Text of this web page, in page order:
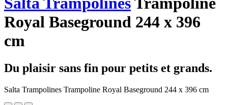
Royal Baseground 244 x 396
cm
Du plaisir sans fin pour petits et grands.
Salta Trampolines Trampoline Royal Baseground 244 x 396 cm